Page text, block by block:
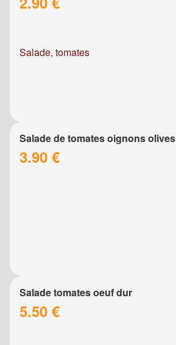
Salade, tomates
Salade de tomates oignons olives
3.90 €
Salade tomates oeuf dur
5.50 €